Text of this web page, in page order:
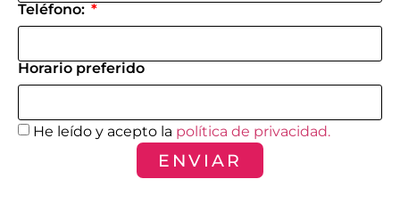
Teléfono:
Horario preferido
He leído y acepto la política de privacidad.
ENVIAR